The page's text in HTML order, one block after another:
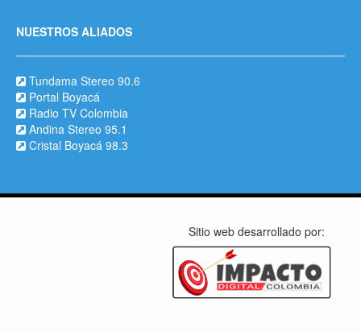
NUESTROS ALIADOS
Tundama Stereo 90.6
Portal Boyacá
Radio TV Colombia
Andina Stereo 95.1
Cristal Boyacá 98.3
Sitio web desarrollado por: